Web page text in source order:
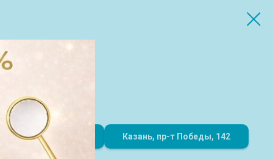
8 (843) 216-51-00 Казань, пр-т Победы, 142